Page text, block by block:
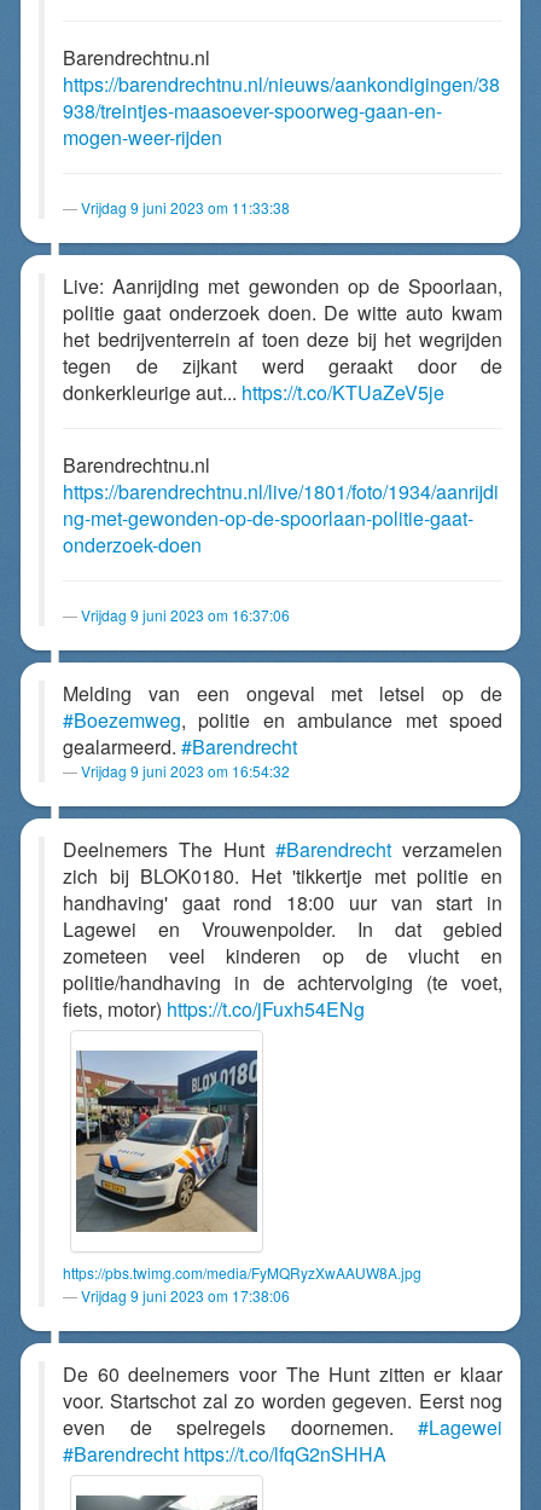
Barendrechtnu.nl
https://barendrechtnu.nl/nieuws/aankondigingen/38
938/treintjes-maasoever-spoorweg-gaan-en-
mogen-weer-rijden
Vrijdag 9 juni 2023 om 11:33:38
Live: Aanrijding met gewonden op de Spoorlaan,
politie gaat onderzoek doen. De witte auto kwam
het bedrijventerrein af toen deze bij het wegrijden
tegen de zijkant werd geraakt door de
donkerkleurige aut... https://t.co/KTUaZeV5je
Barendrechtnu.nl
https://barendrechtnu.nl/live/1801/foto/1934/aanrijdi
ng-met-gewonden-op-de-spoorlaan-politie-gaat-
onderzoek-doen
Vrijdag 9 juni 2023 om 16:37:06
Melding van een ongeval met letsel op de
#Boezemweg, politie en ambulance met spoed
gealarmeerd. #Barendrecht
Vrijdag 9 juni 2023 om 16:54:32
Deelnemers The Hunt #Barendrecht verzamelen
zich bij BLOK0180. Het 'tikkertje met politie en
handhaving' gaat rond 18:00 uur van start in
Lagewei en Vrouwenpolder. In dat gebied
zometeen veel kinderen op de vlucht en
politie/handhaving in de achtervolging (te voet,
fiets, motor) https://t.co/jFuxh54ENg
https://pbs.twimg.com/media/FyMQRyzXwAAUW8A.jpg
Vrijdag 9 juni 2023 om 17:38:06
De 60 deelnemers voor The Hunt zitten er klaar
voor. Startschot zal zo worden gegeven. Eerst nog
even de spelregels doornemen. #Lagewei
#Barendrecht https://t.co/lfqG2nSHHA